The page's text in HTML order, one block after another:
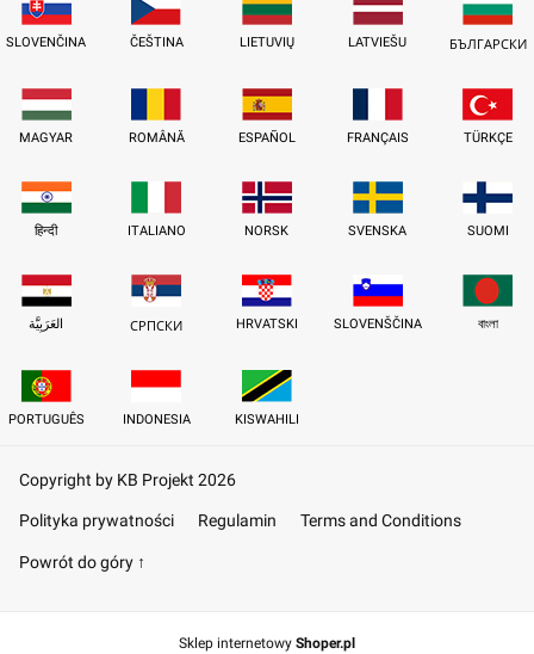
SLOVENČINA ČEŠTINA LIETUVIŲ LATVIEŠU БЪЛГАРСКИ
MAGYAR ROMÂNĂ ESPAÑOL FRANÇAIS TÜRKÇE
हिन्दी ITALIANO NORSK SVENSKA SUOMI
العَرَبِيَّة СРПСКИ HRVATSKI SLOVENŠČINA বাংলা
PORTUGUÊS INDONESIA KISWAHILI
Copyright by KB Projekt 2026
Polityka prywatności Regulamin Terms and Conditions
Powrót do góry ↑
Sklep internetowy Shoper.pl